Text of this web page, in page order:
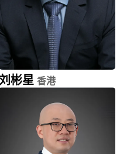
刘彬星 香港